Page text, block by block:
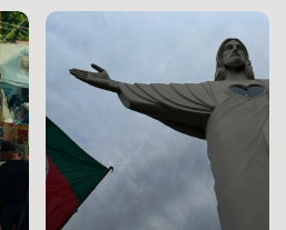
passado e contato